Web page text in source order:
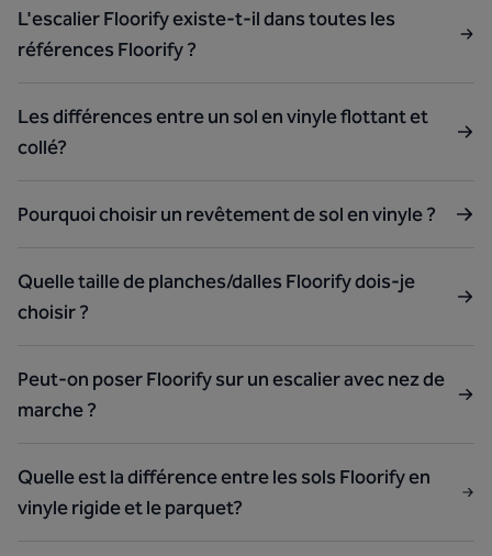
L'escalier Floorify existe-t-il dans toutes les
références Floorify ?
Les différences entre un sol en vinyle flottant et
collé?
Pourquoi choisir un revêtement de sol en vinyle ?
Quelle taille de planches/dalles Floorify dois-je
choisir ?
Peut-on poser Floorify sur un escalier avec nez de
marche ?
Quelle est la différence entre les sols Floorify en
vinyle rigide et le parquet?